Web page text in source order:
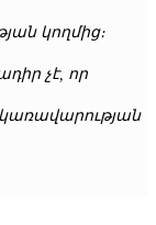
կողմից։
չէ, որ